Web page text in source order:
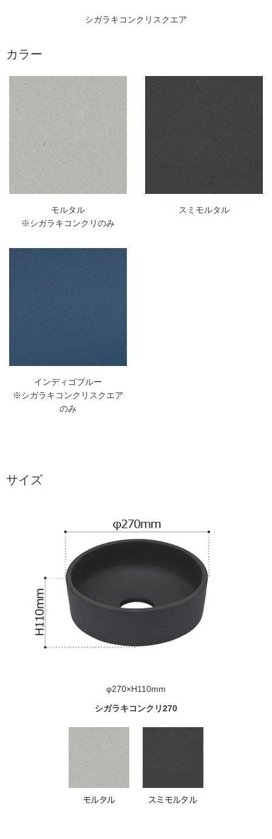
シガラキコンクリスクエア
カラー
モルタル
※シガラキコンクリのみ
スミモルタル
インディゴブルー
※シガラキコンクリスクエア
のみ
サイズ
φ270×H110mm
シガラキコンクリ270